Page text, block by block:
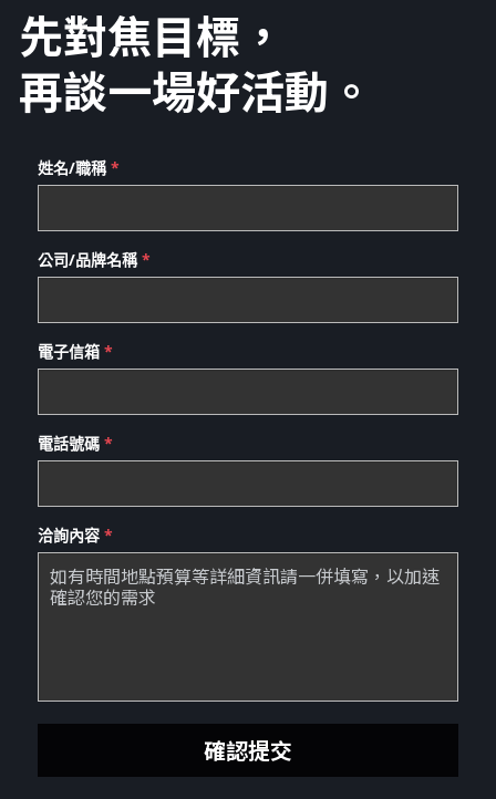
先對焦目標，
再談一場好活動。
姓名/職稱*
公司/品牌名稱*
電子信箱*
電話號碼*
洽詢內容*
確認提交